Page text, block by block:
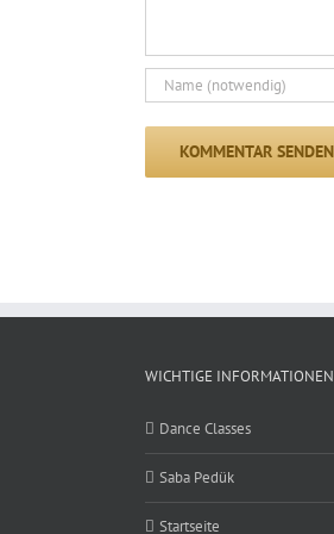
WICHTIGE INFORMATIONEN
Dance Classes
Saba Pedük
Startseite